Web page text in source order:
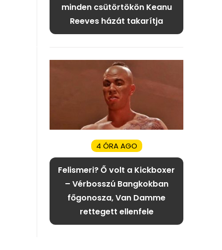
minden csütörtökön Keanu
Reeves házát takarítja
4 ÓRA AGO
Felismeri? Ő volt a Kickboxer
– Vérbosszú Bangkokban
főgonosza, Van Damme
rettegett ellenfele